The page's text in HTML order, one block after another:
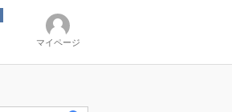
マイページ